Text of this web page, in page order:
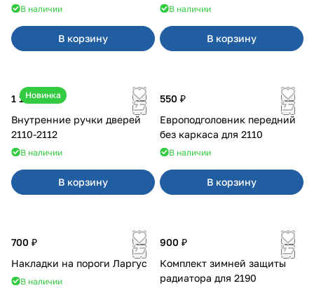
В наличии
В корзину
В наличии
В корзину
Новинка
1 170 ₽
Внутренние ручки дверей
2110-2112
В наличии
В корзину
550 ₽
Европодголовник передний
без каркаса для 2110
В наличии
В корзину
700 ₽
Накладки на пороги Ларгус
В наличии
900 ₽
Комплект зимней защиты
радиатора для 2190